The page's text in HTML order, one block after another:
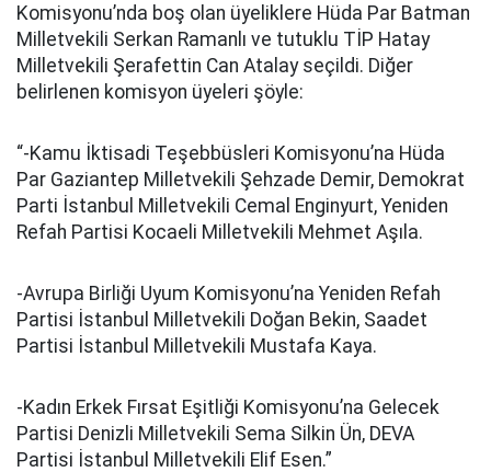
Komisyonu’nda boş olan üyeliklere Hüda Par Batman
Milletvekili Serkan Ramanlı ve tutuklu TİP Hatay
Milletvekili Şerafettin Can Atalay seçildi. Diğer
belirlenen komisyon üyeleri şöyle:
“-Kamu İktisadi Teşebbüsleri Komisyonu’na Hüda
Par Gaziantep Milletvekili Şehzade Demir, Demokrat
Parti İstanbul Milletvekili Cemal Enginyurt, Yeniden
Refah Partisi Kocaeli Milletvekili Mehmet Aşıla.
-Avrupa Birliği Uyum Komisyonu’na Yeniden Refah
Partisi İstanbul Milletvekili Doğan Bekin, Saadet
Partisi İstanbul Milletvekili Mustafa Kaya.
-Kadın Erkek Fırsat Eşitliği Komisyonu’na Gelecek
Partisi Denizli Milletvekili Sema Silkin Ün, DEVA
Partisi İstanbul Milletvekili Elif Esen.”